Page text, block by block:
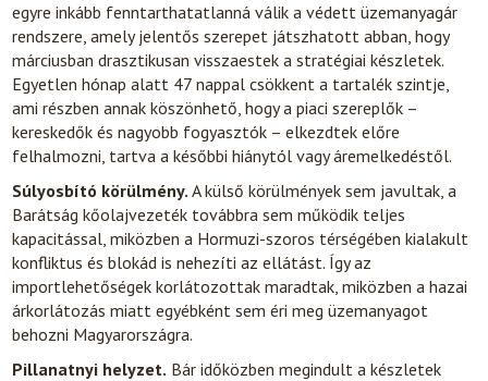
egyre inkább fenntarthatatlanná válik a védett üzemanyagár
rendszere, amely jelentős szerepet játszhatott abban, hogy
márciusban drasztikusan visszaestek a stratégiai készletek.
Egyetlen hónap alatt 47 nappal csökkent a tartalék szintje,
ami részben annak köszönhető, hogy a piaci szereplők –
kereskedők és nagyobb fogyasztók – elkezdtek előre
felhalmozni, tartva a későbbi hiánytól vagy áremelkedéstől.
Súlyosbító körülmény. A külső körülmények sem javultak, a
Barátság kőolajvezeték továbbra sem működik teljes
kapacitással, miközben a Hormuzi-szoros térségében kialakult
konfliktus és blokád is nehezíti az ellátást. Így az
importlehetőségek korlátozottak maradtak, miközben a hazai
árkorlátozás miatt egyébként sem éri meg üzemanyagot
behozni Magyarországra.
Pillanatnyi helyzet. Bár időközben megindult a készletek